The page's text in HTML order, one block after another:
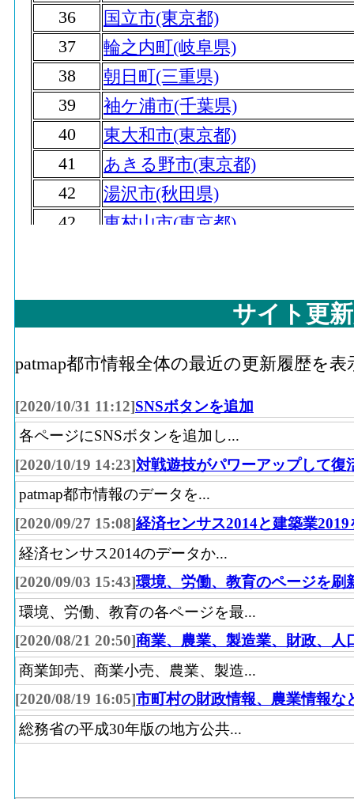
36
国立市(東京都)
37
輪之内町(岐阜県)
38
朝日町(三重県)
39
袖ケ浦市(千葉県)
40
東大和市(東京都)
41
あきる野市(東京都)
42
湯沢市(秋田県)
42
東村山市(東京都)
小美玉市(茨城県)
48
東海市(愛知県)
49
柏原市(大阪府)
50
八百津町(岐阜県)
51
松川村(長野県)
52
碧南市(愛知県)
53
荒川区(東京都)
54
泉崎村(福島県)
54
港区(東京都)
56
川棚町(長崎県)
57
蕨市(埼玉県)
58
明和町(群馬県)
58
東温市(愛媛県)
60
横浜市(神奈川県)
61
村山市(山形県)
サイト更
patmap都市情報全体の最近の更新履歴を表
[2020/10/31 11:12]SNSボタンを追加
各ページにSNSボタンを追加し...
[2020/10/19 14:23]対戦遊技がパワーアップして復
patmap都市情報のデータを...
[2020/09/27 15:08]経済センサス2014と建築業2019
経済センサス2014のデータか...
[2020/09/03 15:43]環境、労働、教育のページを刷
環境、労働、教育の各ページを最...
[2020/08/21 20:50]商業、農業、製造業、財政、人
商業卸売、商業小売、農業、製造...
[2020/08/19 16:05]市町村の財政情報、農業情報な
総務省の平成30年版の地方公共...